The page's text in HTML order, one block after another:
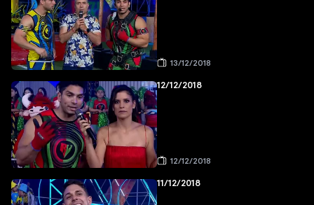
13/12/2018
12/12/2018
12/12/2018
11/12/2018